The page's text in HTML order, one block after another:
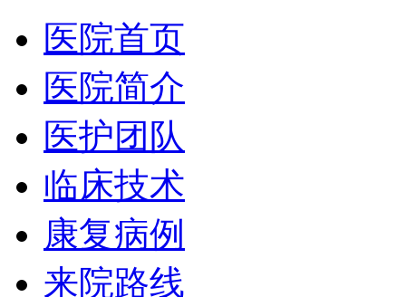
医院首页
医院简介
医护团队
临床技术
康复病例
来院路线